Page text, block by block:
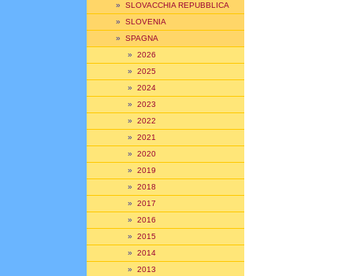
» SLOVACCHIA REPUBBLICA
» SLOVENIA
» SPAGNA
» 2026
» 2025
» 2024
» 2023
» 2022
» 2021
» 2020
» 2019
» 2018
» 2017
» 2016
» 2015
» 2014
» 2013